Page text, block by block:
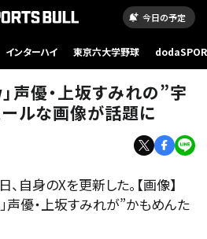
今日の予定
インターハイ 東京六大学野球
声優・上坂すみれの”宇
ルな画像が話題に
自身のXを更新した。【画像】
声優・上坂すみれが”かもめんた